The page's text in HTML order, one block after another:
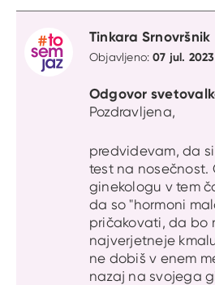
Tinkara Srnovršnik
Objavljeno:07 jul.
Odgovor
Pozdravljena,
predvidevam, da
test na nosečnost.
ginekologu v tem
da so "hormoni
pričakovati, da bo
najverjetneje
ne dobiš v enem
nazaj na svojega